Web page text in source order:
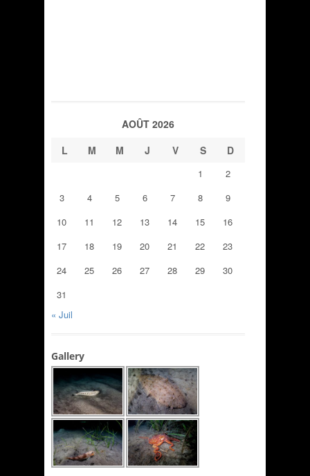
AOÛT 2026
L
M M J V S D
1
2
3
4 5 6 7 8
9
10
11 12 13 14 15
16
17
18 19 20 21 22
23
24
25 26 27 28 29
30
31
« Juil
Gallery